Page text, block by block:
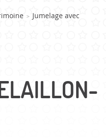
> Jumelage avec